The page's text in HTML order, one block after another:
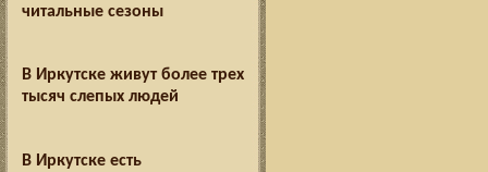
читальные сезоны
В Иркутске живут более трех
тысяч слепых людей
В Иркутске есть